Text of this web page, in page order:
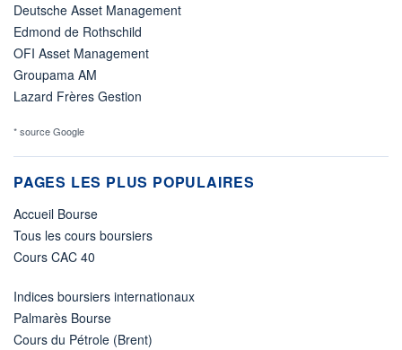
Deutsche Asset Management
Edmond de Rothschild
OFI Asset Management
Groupama AM
Lazard Frères Gestion
* source Google
PAGES LES PLUS POPULAIRES
Accueil Bourse
Tous les cours boursiers
Cours CAC 40
Indices boursiers internationaux
Palmarès Bourse
Cours du Pétrole (Brent)